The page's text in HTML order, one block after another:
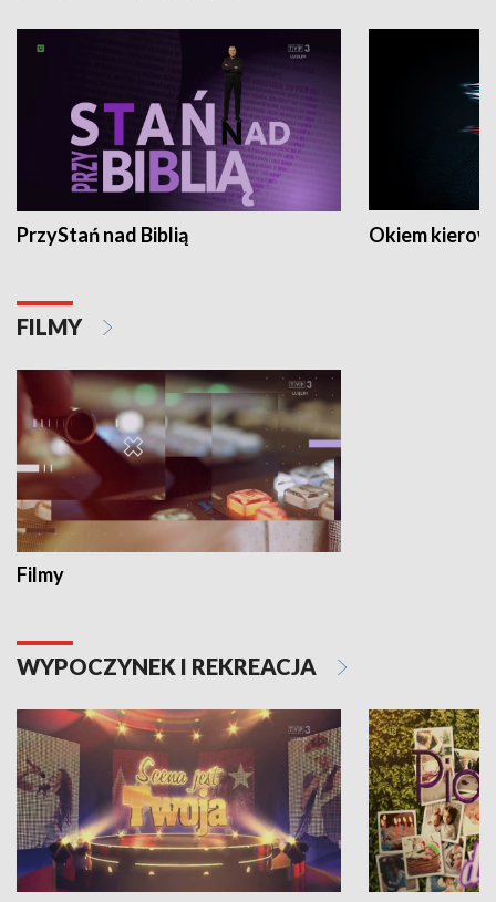
PrzyStań nad Biblią Okiem
FILMY
Filmy
WYPOCZYNEK I REKREACJA